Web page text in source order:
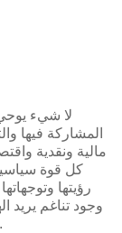
لا شيء
المشاركة فيها
مالية ونقدية
كل قوة
رؤيتها
وجود تناغم يريد
البلاد على طريق التعافي مما بلغته ووصلت اليه.